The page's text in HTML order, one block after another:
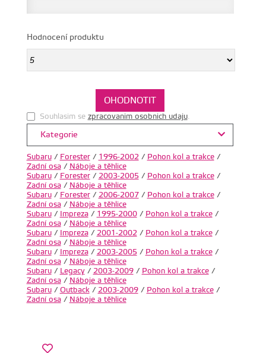
Hodnocení produktu
Souhlasim se zpracovanim osobnich udaju.
Kategorie
Subaru/ Forester/ 1996-2002 / Pohon kol a trakce/
Zadní osa/ Náboje a těhlice
Subaru/ Forester/ 2003-2005/ Pohon kol a trakce/
Zadní osa/ Náboje a těhlice
Subaru/ Forester/ 2006-2007/ Pohon kol a trakce/
Zadní osa/ Náboje a těhlice
Subaru/ Impreza/ 1995-2000/ Pohon kol a trakce/
Zadní osa/ Náboje a těhlice
Subaru/ Impreza/ 2001-2002 / Pohon kol a trakce/
Zadní osa/ Náboje a těhlice
Subaru/ Impreza/ 2003-2005/ Pohon kol a trakce/
Zadní osa/ Náboje a těhlice
Subaru/ Legacy/ 2003-2009/ Pohon kol a trakce/
Zadní osa/ Náboje a těhlice
Subaru/ Outback/ 2003-2009/ Pohon kol a trakce/
Zadní osa/ Náboje a těhlice